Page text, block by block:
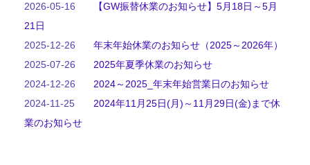
2026-05-16
【GW振替休業のお知らせ】5月18日～5月
21日
2025-12-26
年末年始休業のお知らせ（2025～2026年）
2025-07-26
2025年夏季休業のお知らせ
2024-12-26
2024～2025_年末年始営業日のお知らせ
2024-11-25
2024年11月25日(月)～11月29日(金)まで休
業のお知らせ